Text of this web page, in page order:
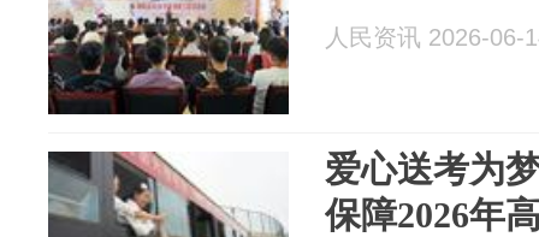
人民资讯 2026-06-
爱心送考为
保障2026年